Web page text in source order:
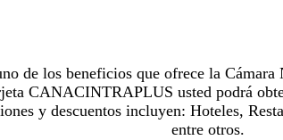
de los beneficios que ofrece la
CANACINTRAPLUS usted podrá
y descuentos incluyen: Hoteles,
entre otros.